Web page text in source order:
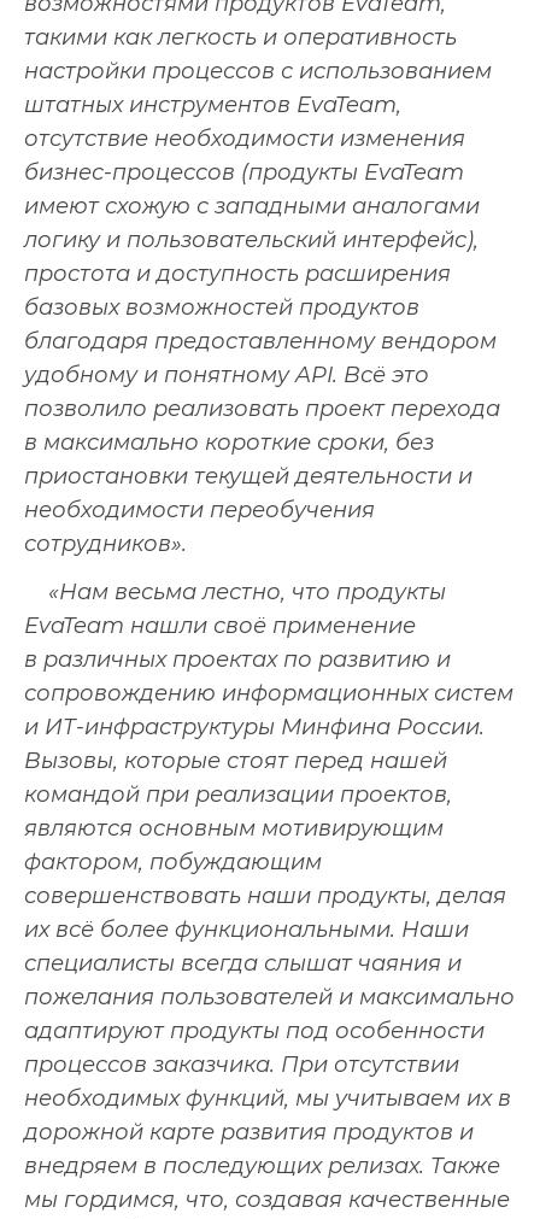
такими как легкость и оперативность
настройки процессов с использованием
штатных инструментов EvaTeam,
отсутствие необходимости изменения
бизнес-процессов (продукты EvaTeam
имеют схожую с западными аналогами
логику и пользовательский интерфейс),
простота и доступность расширения
базовых возможностей продуктов
благодаря предоставленному вендором
удобному и понятному API. Всё это
позволило реализовать проект перехода
в максимально короткие сроки, без
приостановки текущей деятельности и
необходимости переобучения
сотрудников».
«Нам весьма лестно, что продукты
EvaTeam нашли своё применение
в различных проектах по развитию и
сопровождению информационных систем
и ИТ-инфраструктуры Минфина России.
Вызовы, которые стоят перед нашей
командой при реализации проектов,
являются основным мотивирующим
фактором, побуждающим
совершенствовать наши продукты, делая
их всё более функциональными. Наши
специалисты всегда слышат чаяния и
пожелания пользователей и максимально
адаптируют продукты под особенности
процессов заказчика. При отсутствии
необходимых функций, мы учитываем их в
дорожной карте развития продуктов и
внедряем в последующих релизах. Также
мы гордимся, что, создавая качественные